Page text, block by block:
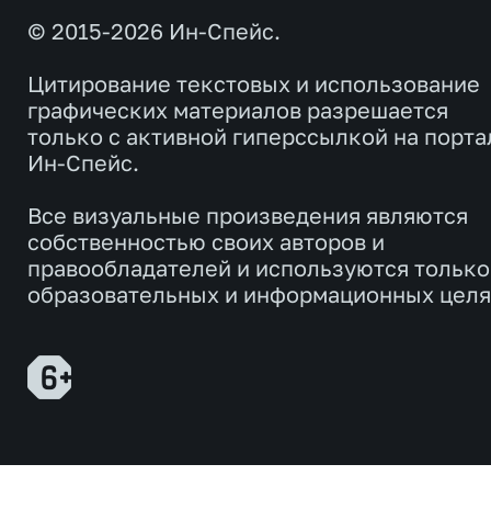
© 2015-2026 Ин-Спейс.
Цитирование текстовых и использование
графических материалов разрешается
только с активной гиперссылкой на
Ин-Спейс.
Все визуальные произведения являются
собственностью своих авторов и
правообладателей и используются
образовательных и информационных